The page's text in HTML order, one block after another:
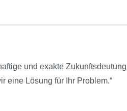
und exakte
eine Lösung für Ihr Problem.“